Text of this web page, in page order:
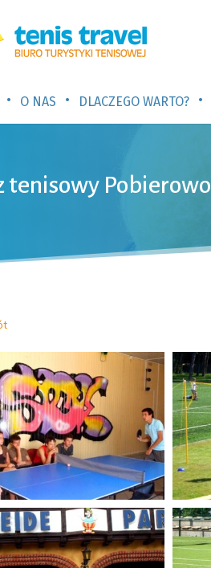
• O NAS • DLACZEGO WARTO? •
tenisowy Pobierowo